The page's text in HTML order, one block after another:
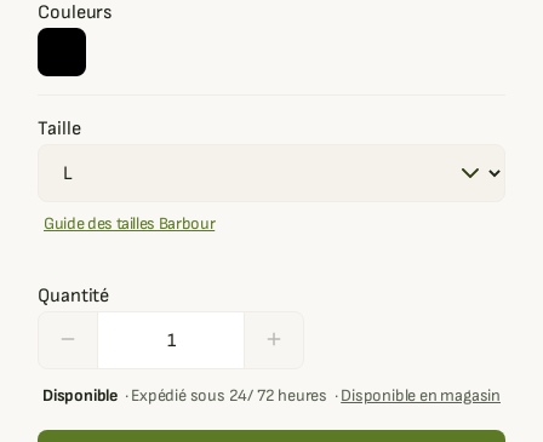
Couleurs
Taille
Guide des tailles Barbour
Quantité
remove add
Disponible·Expédié sous 24/ 72 heures ·Disponible en magasin